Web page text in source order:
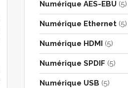
Numérique AES-EBU (5)
Numérique Ethernet (5)
Numérique HDMI (5)
Numérique SPDIF (5)
Numérique USB (5)